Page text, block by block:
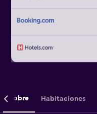
Sobre Habitaciones